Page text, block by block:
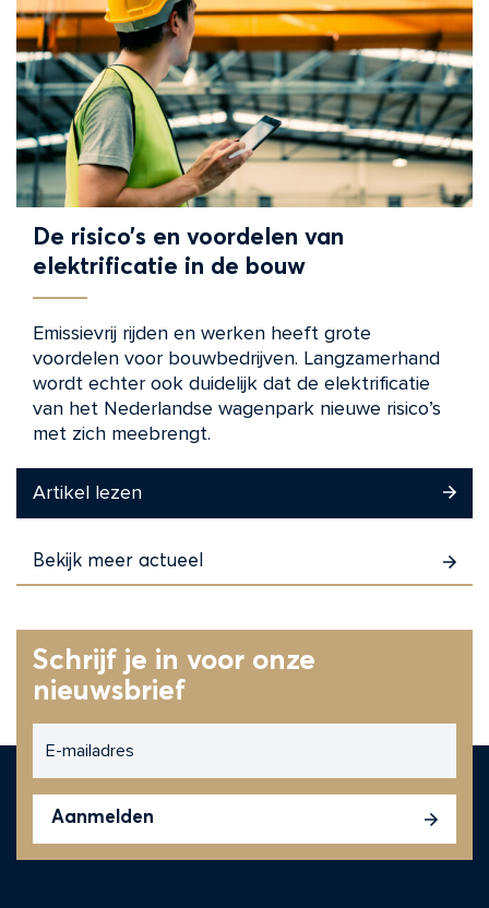
Bekijk meer actueel
De risico’s en voordelen van
elektrificatie in de bouw
Emissievrij rijden en werken heeft grote
voordelen voor bouwbedrijven. Langzamerhand
wordt echter ook duidelijk dat de elektrificatie
van het Nederlandse wagenpark nieuwe risico’s
met zich meebrengt.
Artikel lezen
Schrijf je in voor onze
nieuwsbrief
CAPTCHA
Aanmelden